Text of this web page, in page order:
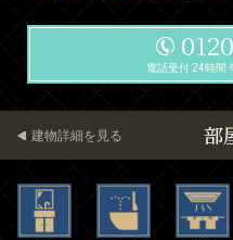
電話受付 24時間
部
建物詳細を見る